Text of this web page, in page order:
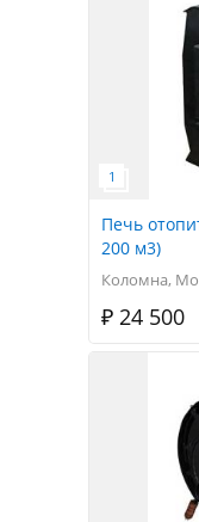
Печь
200 м3)
Коломна,
₽ 24 500